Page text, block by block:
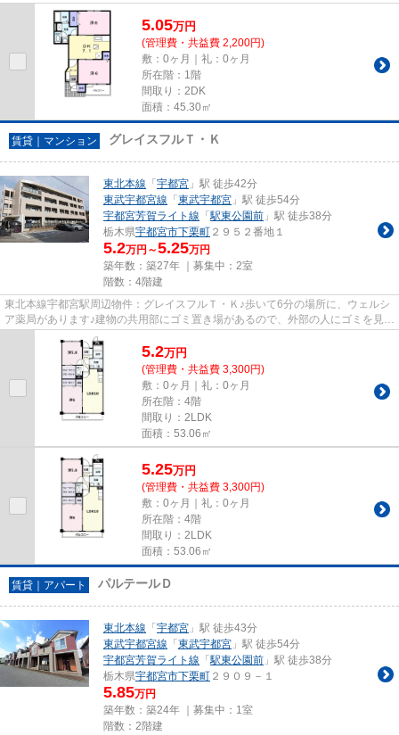
の人にゴミを見られるなどの...
5.05万円
(管理費・共益費 2,200円)
敷：0ヶ月｜礼：0ヶ月
所在階：1階
間取り：2DK
面積：45.30㎡
賃貸｜マンション グレイスフルＴ・Ｋ
東北本線 「 宇都宮 」駅 徒歩42分
東武宇都宮線 「 東武宇都宮 」駅 徒歩54分
宇都宮芳賀ライト線 「駅東公園前 」駅 徒歩38分
栃木県宇都宮市下栗町 ２９５２番地１
5.2万円～5.25万円
築年数：築27年 ｜募集中： 2室
階数：4階建
東北本線宇都宮駅周辺物件：グレイスフルＴ・Ｋ♪歩いて6分の場所に、ウェルシ
ア薬局があります♪建物の共用部にゴミ置き場があるので、外部の人にゴミを見ら
れるなどのトラブルも防げま...
5.2万円
(管理費・共益費 3,300円)
敷：0ヶ月｜礼：0ヶ月
所在階：4階
間取り：2LDK
面積：53.06㎡
5.25万円
(管理費・共益費 3,300円)
敷：0ヶ月｜礼：0ヶ月
所在階：4階
間取り：2LDK
面積：53.06㎡
賃貸｜アパート パルテールＤ
東北本線 「 宇都宮 」駅 徒歩43分
東武宇都宮線 「 東武宇都宮 」駅 徒歩54分
宇都宮芳賀ライト線 「駅東公園前 」駅 徒歩38分
栃木県宇都宮市下栗町 ２９０９－１
5.85万円
築年数：築24年 ｜募集中： 1室
階数：2階建